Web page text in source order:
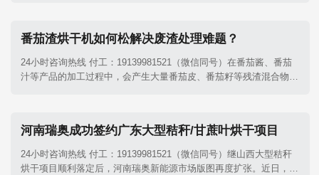
番茄渣烘干机如何松解决废渣处理难题？
24小时咨询热线 付工：19139981521（微信同号）在番茄酱、番茄
汁等产品的加工过程中，会产生大量番茄皮、番茄籽等残渣混合物。
提供了高效解决方案。
河南瑞奥成功签约广东大型秸秆/甘蔗叶烘干项目
24小时咨询热线 付工：19139981521（微信同号）继山西大型秸秆
烘干项目顺利落定后，河南瑞奥新能源市场版图再度扩张。近日，公